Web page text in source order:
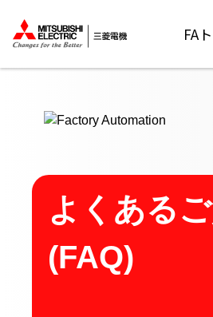
FA
よくある
(FAQ)